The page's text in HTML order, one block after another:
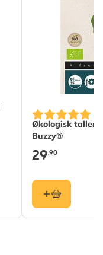
Økologisk
Buzzy®
29,90